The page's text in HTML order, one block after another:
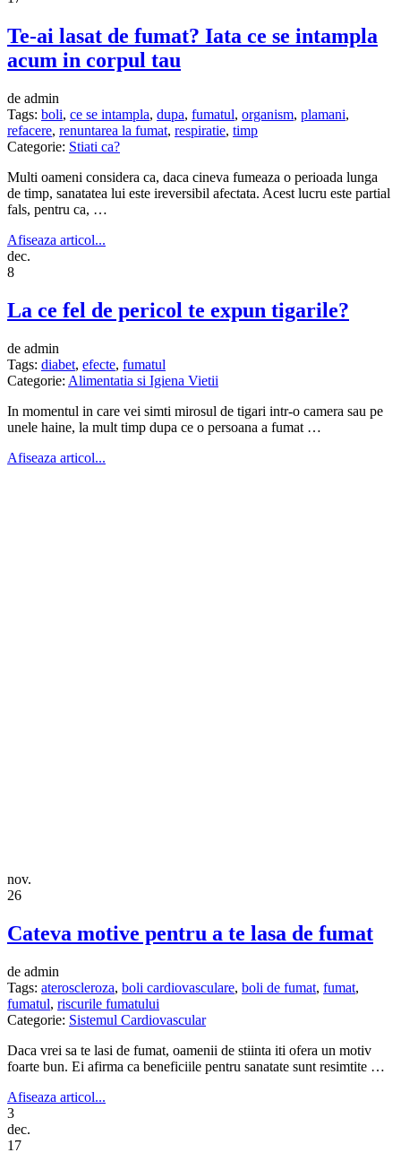
Te-ai lasat de fumat? Iata ce se intampla
acum in corpul tau
de admin
Tags: boli, ce se intampla, dupa, fumatul, organism, plamani,
refacere, renuntarea la fumat, respiratie, timp
Categorie: Stiati ca?
Multi oameni considera ca, daca cineva fumeaza o perioada lunga
de timp, sanatatea lui este ireversibil afectata. Acest lucru este partial
fals, pentru ca, …
Afiseaza articol...
dec.
8
La ce fel de pericol te expun tigarile?
de admin
Tags: diabet, efecte, fumatul
Categorie: Alimentatia si Igiena Vietii
In momentul in care vei simti mirosul de tigari intr-o camera sau pe
unele haine, la mult timp dupa ce o persoana a fumat …
Afiseaza articol...
nov.
26
Cateva motive pentru a te lasa de fumat
de admin
Tags: ateroscleroza, boli cardiovasculare, boli de fumat, fumat,
fumatul, riscurile fumatului
Categorie: Sistemul Cardiovascular
Daca vrei sa te lasi de fumat, oamenii de stiinta iti ofera un motiv
foarte bun. Ei afirma ca beneficiile pentru sanatate sunt resimtite …
Afiseaza articol...
3
dec.
17